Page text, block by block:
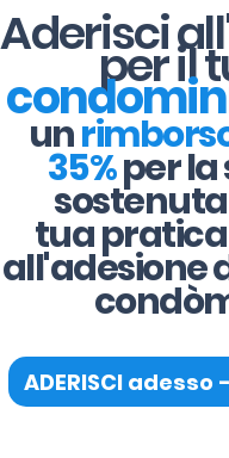
Aderisci
per il
un
35%per la
tua
all'adesione
ADERISCI adesso